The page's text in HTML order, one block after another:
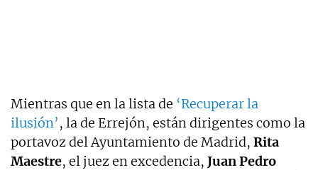
Mientras que en la lista de ‘Recuperar la
ilusión’, la de Errejón, están dirigentes como la
portavoz del Ayuntamiento de Madrid, Rita
Maestre, el juez en excedencia, Juan Pedro